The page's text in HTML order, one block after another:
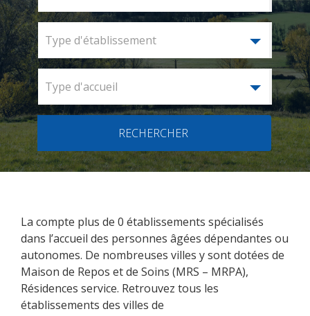
Type d'établissement
Type d'accueil
RECHERCHER
La compte plus de 0 établissements spécialisés
dans l’accueil des personnes âgées dépendantes ou
autonomes. De nombreuses villes y sont dotées de
Maison de Repos et de Soins (MRS – MRPA),
Résidences service. Retrouvez tous les
établissements des villes de